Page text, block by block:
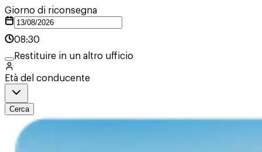
Giorno di riconsegna
08:30
Restituire in un altro ufficio
Età del conducente
Cerca